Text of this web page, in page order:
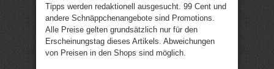
Tipps werden redaktionell ausgesucht. 99 Cent und
andere Schnäppchenangebote sind Promotions.
Alle Preise gelten grundsätzlich nur für den
Erscheinungstag dieses Artikels. Abweichungen
von Preisen in den Shops sind möglich.